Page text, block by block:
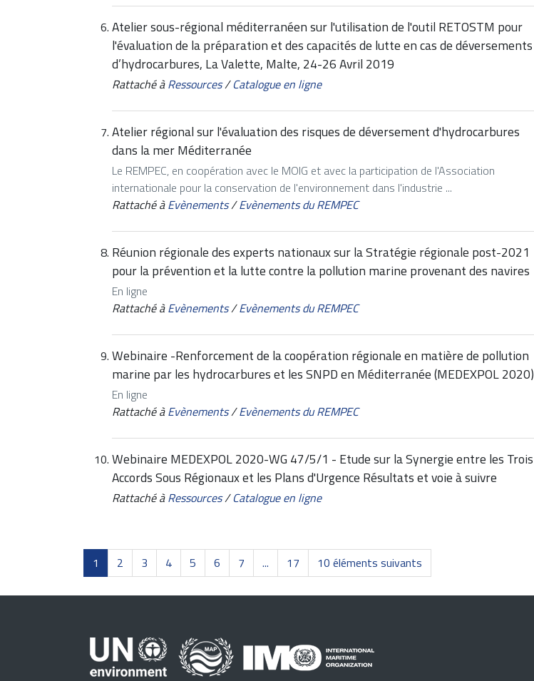
Atelier sous-régional méditerranéen sur l'utilisation de l'outil RETOSTM pour
l'évaluation de la préparation et des capacités de lutte en cas de déversements
d’hydrocarbures, La Valette, Malte, 24-26 Avril 2019
Rattaché à Ressources/Catalogue en ligne
Atelier régional sur l'évaluation des risques de déversement d'hydrocarbures
dans la mer Méditerranée
Le REMPEC, en coopération avec le MOIG et avec la participation de l'Association
internationale pour la conservation de l'environnement dans l'industrie ...
Rattaché à Evènements/Evènements du REMPEC
Réunion régionale des experts nationaux sur la Stratégie régionale post-2021
pour la prévention et la lutte contre la pollution marine provenant des navires
En ligne
Rattaché à Evènements/Evènements du REMPEC
Webinaire -Renforcement de la coopération régionale en matière de pollution
marine par les hydrocarbures et les SNPD en Méditerranée (MEDEXPOL 2020)
En ligne
Rattaché à Evènements/Evènements du REMPEC
Webinaire MEDEXPOL 2020-WG 47/5/1 - Etude sur la Synergie entre les Trois
Accords Sous Régionaux et les Plans d'Urgence Résultats et voie à suivre
Rattaché à Ressources/Catalogue en ligne
1 2 3 4 5 6 7 ... 17 10 éléments suivants